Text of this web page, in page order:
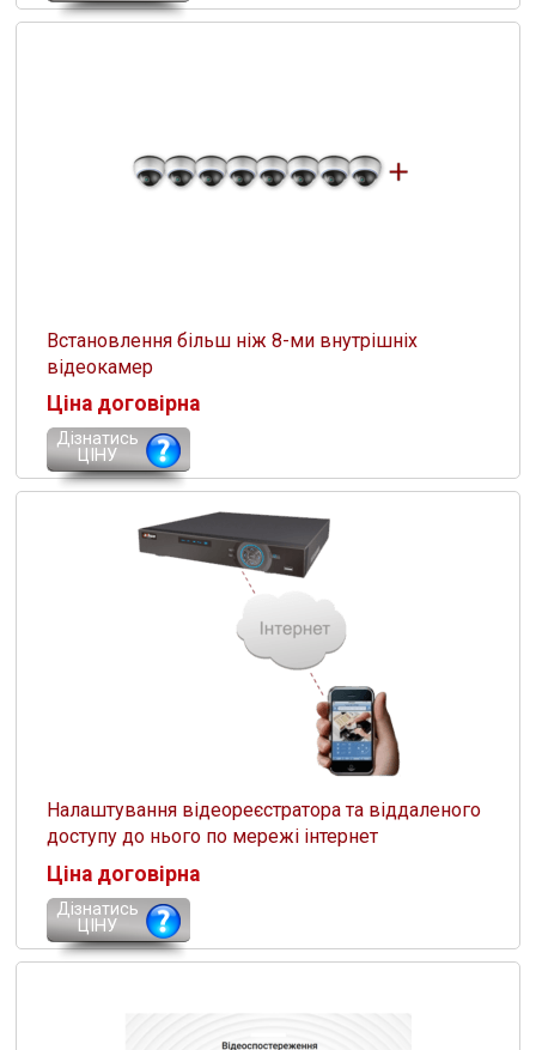
Встановлення більш ніж 8-ми внутрішніх
відеокамер
Ціна договірна
Дізнатись
ЦІНУ
Налаштування відеореєстратора та віддаленого
доступу до нього по мережі інтернет
Ціна договірна
Дізнатись
ЦІНУ